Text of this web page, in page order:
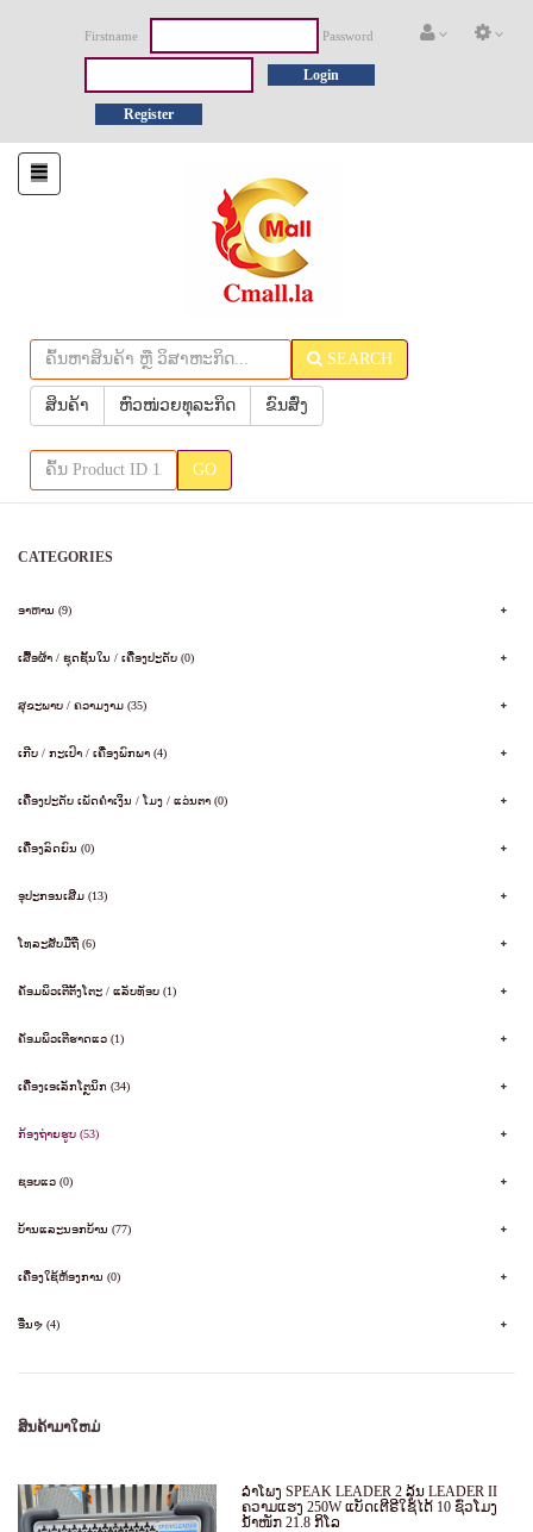
Firstname Password
Login
Register
Toggle
navigation
SEARCH
ສິນຄ້າ ຫົວໜ່ວຍທຸລະກິດ ຂົນສົ່ງ
GO
CATEGORIES
ອາຫານ (9)
ເສື້ອຜ້າ / ຊຸດຊັ້ນໃນ / ເຄື່ອງປະດັບ (0)
ສຸຂະພາບ / ຄວາມງາມ (35)
ເກີບ / ກະເປົາ / ເຄື່ອງພົກພາ (4)
ເຄື່ອງປະດັບ ເພັດຄໍາເງິນ / ໂມງ / ແວ່ນຕາ (0)
ເຄື່ອງລົດຍົນ (0)
ອຸປະກອນເສີມ (13)
ໂທລະສັບມືຖື (6)
ຄັອມພິວເຕີຕັ້ງໂຕະ / ແລັບທັອບ (1)
ຄັອມພິວເຕີຮາດແວ (1)
ເຄື່ອງເອເລັກໂຕຼນິກ (34)
ກ້ອງຖ່າຍຮູບ (53)
ຊອບແວ (0)
ບ້ານແລະນອກບ້ານ (77)
ເຄື່ອງໃຊ້ຫ້ອງການ (0)
ອື່ນຯ (4)
ສິນຄ້າມາໃຫມ່
ລໍາໂພງ SPEAK LEADER 2 ລຸ້ນ LEADER II
ຄວາມແຮງ 250W ແບັດເຕີຣີໃຊ້ໄດ້ 10 ຊົ່ວໂມງ
ນໍ້າໜັກ 21.8 ກິໂລ